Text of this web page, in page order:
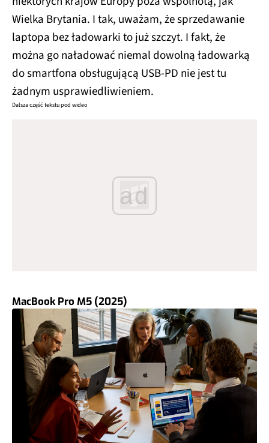
Wielka Brytania. I tak, uważam, że sprzedawanie
laptopa bez ładowarki to już szczyt. I fakt, że
można go naładować niemal dowolną ładowarką
do smartfona obsługującą USB-PD nie jest tu
żadnym usprawiedliwieniem.
Dalsza część tekstu pod wideo
ad
MacBook Pro M5 (2025)